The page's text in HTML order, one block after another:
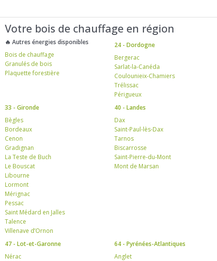
Votre bois de chauffage en région
🔥 Autres énergies disponibles
Bois de chauffage
Granulés de bois
Plaquette forestière
24 - Dordogne
Bergerac
Sarlat-la-Canéda
Coulounieix-Chamiers
Trélissac
Périgueux
33 - Gironde
Bègles
Bordeaux
Cenon
Gradignan
La Teste de Buch
Le Bouscat
Libourne
Lormont
Mérignac
Pessac
Saint Médard en Jalles
Talence
Villenave d’Ornon
40 - Landes
Dax
Saint-Paul-lès-Dax
Tarnos
Biscarrosse
Saint-Pierre-du-Mont
Mont de Marsan
47 - Lot-et-Garonne
Nérac
64 - Pyrénées-Atlantiques
Anglet